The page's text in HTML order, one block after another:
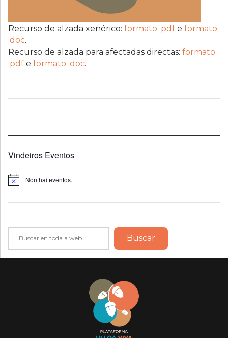
Recurso de alzada xenérico: formato .pdf e formato
.doc.
Recurso de alzada para afectadas directas: formato
.pdf e formato .doc.
Vindeiros Eventos
Notice Non hai eventos.
Buscar